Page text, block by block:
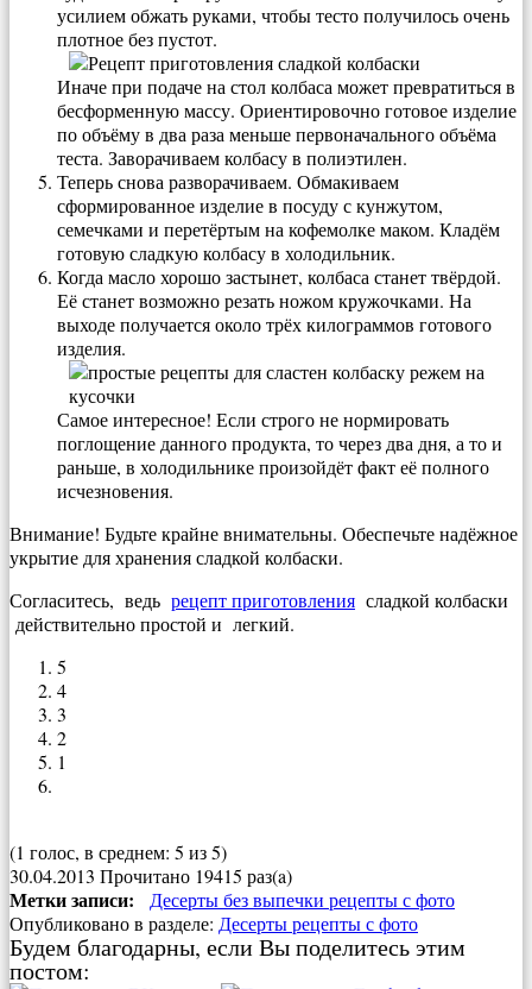
усилием обжать руками, чтобы тесто получилось очень
плотное без пустот.
Иначе при подаче на стол колбаса может превратиться в
бесформенную массу. Ориентировочно готовое изделие
по объёму в два раза меньше первоначального объёма
теста. Заворачиваем колбасу в полиэтилен.
Теперь снова разворачиваем. Обмакиваем
сформированное изделие в посуду с кунжутом,
семечками и перетёртым на кофемолке маком. Кладём
готовую сладкую колбасу в холодильник.
Когда масло хорошо застынет, колбаса станет твёрдой.
Её станет возможно резать ножом кружочками. На
выходе получается около трёх килограммов готового
изделия.
Самое интересное! Если строго не нормировать
поглощение данного продукта, то через два дня, а то и
раньше, в холодильнике произойдёт факт её полного
исчезновения.
Внимание! Будьте крайне внимательны. Обеспечьте надёжное
укрытие для хранения сладкой колбаски.
Согласитесь, ведь рецепт приготовления сладкой колбаски
действительно простой и легкий.
5
4
3
2
1
(1 голос, в среднем: 5 из 5)
30.04.2013 Прочитано 19415 раз(a)
Метки записи:
Десерты без выпечки рецепты с фото
Опубликовано в разделе: Десерты рецепты с фото
Будем благодарны, если Вы поделитесь этим
постом: